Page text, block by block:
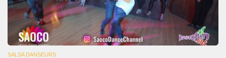
SALSA DANSEURS